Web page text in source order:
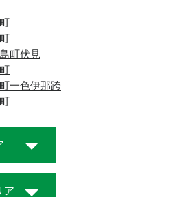
町伏見
一色伊那跨
ア